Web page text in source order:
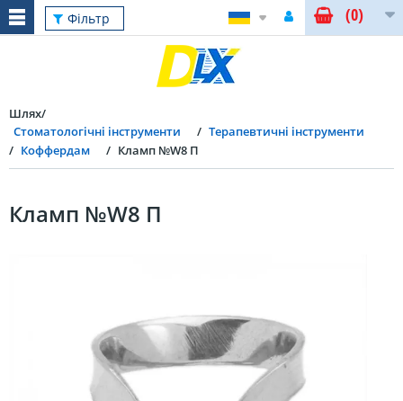
Фільтр (0)
Шлях
Стоматологічні інструменти
Терапевтичні інструменти
Коффердам
Кламп №W8 П
Кламп №W8 П